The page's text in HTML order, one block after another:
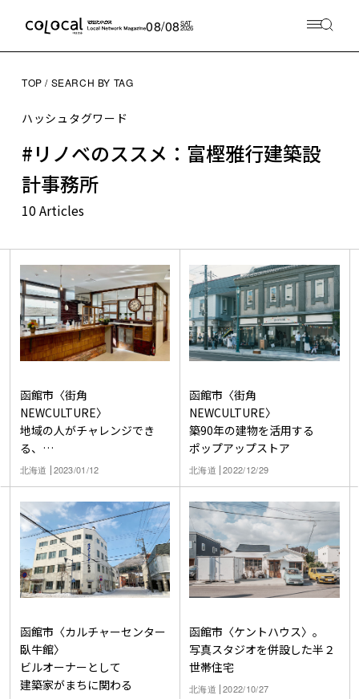
08/08SAT
2026
TOP SEARCH BY TAG
ハッシュタグワード
#リノベのススメ：富樫雅行建築設
計事務所
10 Articles
函館市〈街角
NEWCULTURE〉
地域の人がチャレンジでき
る、
複合ポップアップ施設ができ
るまで
北海道 2023/01/12
函館市〈街角
NEWCULTURE〉
築90年の建物を活用する
ポップアップストア
北海道 2022/12/29
函館市〈カルチャーセンター
臥牛館〉
ビルオーナーとして
建築家がまちに関わる
函館市〈ケントハウス〉。
写真スタジオを併設した半２
世帯住宅
北海道 2022/10/27